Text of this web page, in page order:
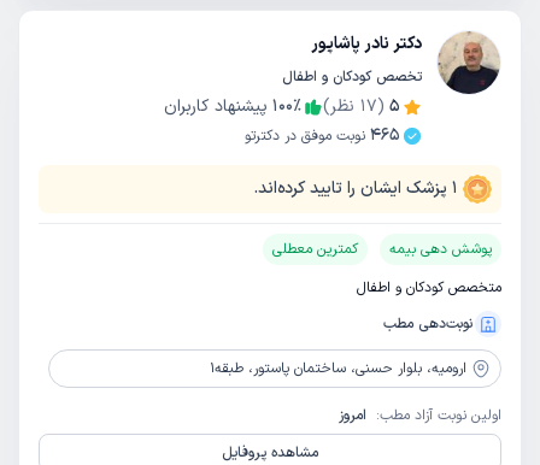
دکتر نادر پاشاپور
تخصص کودکان و اطفال
5
(
17 نظر) 100٪
پیشنهاد کاربران
465 نوبت موفق در دکترتو
1 پزشک ایشان را تایید کرده‌اند.
پوشش دهی بیمه
کمترین معطلی
متخصص کودکان و اطفال
نوبت‌دهی مطب
ارومیه، بلوار حسنی، ساختمان پاستور، طبقه1
اولین نوبت آزاد مطب: امروز
مشاهده پروفایل